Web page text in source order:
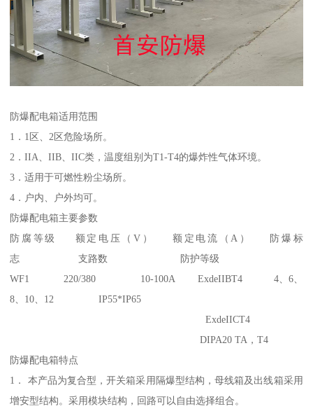
防爆配电箱适用范围
1．1区、2区危险场所。
2．IIA、IIB、IIC类，温度组别为T1-T4的爆炸性气体环境。
3．适用于可燃性粉尘场所。
4．户内、户外均可。
防爆配电箱主要参数
防腐等级 额定电压（V） 额定电流（A） 防爆标
志 支路数 防护等级
WF1 220/380 10-100A ExdeIIBT4 4、6、
8、10、12 IP55*IP65
ExdeIICT4
DIPA20 TA，T4
防爆配电箱特点
1． 本产品为复合型，开关箱采用隔爆型结构，母线箱及出线箱采用
增安型结构。采用模块结构，回路可以自由选择组合。